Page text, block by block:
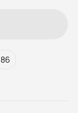
86